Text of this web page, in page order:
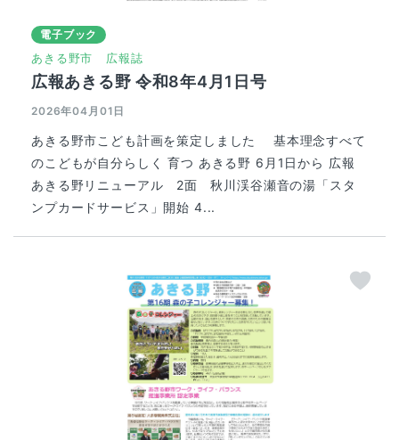
電子ブック
あきる野市 広報誌
広報あきる野 令和8年4月1日号
2026年04月01日
あきる野市こども計画を策定しました 基本理念すべて
のこどもが自分らしく 育つ あきる野 6月1日から 広報
あきる野リニューアル 2面 秋川渓谷瀬音の湯「スタ
ンプカードサービス」開始 4...